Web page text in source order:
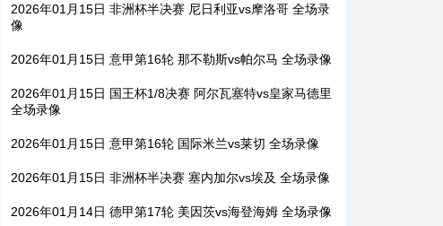
2026年01月15日 非洲杯半决赛 尼日利亚vs摩洛哥 全场录
像
2026年01月15日 意甲第16轮 那不勒斯vs帕尔马 全场录像
2026年01月15日 国王杯1/8决赛 阿尔瓦塞特vs皇家马德里
全场录像
2026年01月15日 意甲第16轮 国际米兰vs莱切 全场录像
2026年01月15日 非洲杯半决赛 塞内加尔vs埃及 全场录像
2026年01月14日 德甲第17轮 美因茨vs海登海姆 全场录像